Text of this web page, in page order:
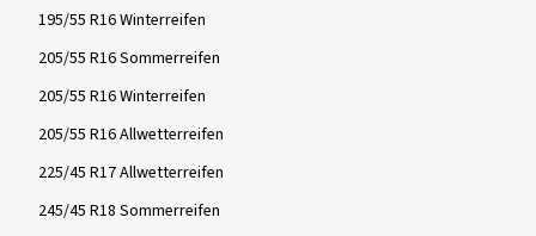
195/55 R16 Winterreifen
205/55 R16 Sommerreifen
205/55 R16 Winterreifen
205/55 R16 Allwetterreifen
225/45 R17 Allwetterreifen
245/45 R18 Sommerreifen